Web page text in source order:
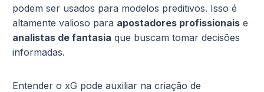
podem ser usados para modelos preditivos. Isso é
altamente valioso para apostadores profissionaise
analistas de fantasia que buscam tomar decisões
informadas.
Entender o xG pode auxiliar na criação de